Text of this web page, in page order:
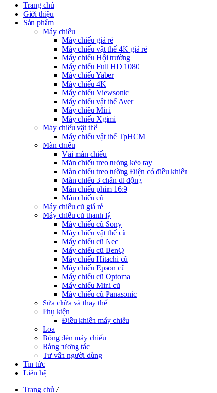
Trang chủ
Giới thiệu
Sản phẩm
Máy chiếu
Máy chiếu giá rẻ
Máy chiếu vật thể 4K giá rẻ
Máy chiếu Hội trường
Máy chiếu Full HD 1080
Máy chiếu Yaber
Máy chiếu 4K
Máy chiếu Viewsonic
Máy chiếu vật thể Aver
Máy chiếu Mini
Máy chiếu Xgimi
Máy chiếu vật thể
Máy chiếu vật thể TpHCM
Màn chiếu
Vải màn chiếu
Màn chiếu treo tường kéo tay
Màn chiếu treo tường Điện có điều khiển
Màn chiếu 3 chân di động
Màn chiếu phim 16:9
Màn chiếu cũ
Máy chiếu cũ giá rẻ
Máy chiếu cũ thanh lý
Máy chiếu cũ Sony
Máy chiếu vật thể cũ
Máy chiếu cũ Nec
Máy chiếu cũ BenQ
Máy chiếu Hitachi cũ
Máy chiếu Epson cũ
Máy chiếu cũ Optoma
Máy chiếu Mini cũ
Máy chiếu cũ Panasonic
Sửa chữa và thay thế
Phụ kiện
Điều khiển máy chiếu
Loa
Bóng đèn máy chiếu
Bảng tương tác
Tư vấn người dùng
Tin tức
Liên hệ
Trang chủ /